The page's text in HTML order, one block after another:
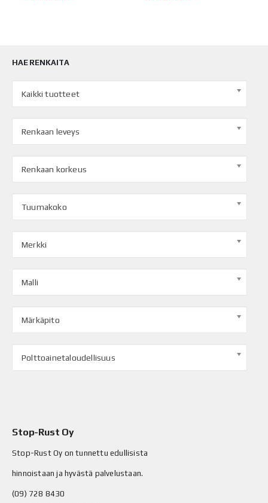
HAE RENKAITA
Kaikki tuotteet
Renkaan leveys
Renkaan korkeus
Tuumakoko
Merkki
Malli
Märkäpito
Polttoainetaloudellisuus
Stop-Rust Oy
Stop-Rust Oy on tunnettu edullisista
hinnoistaan ja hyvästä palvelustaan.
(09) 728 8430